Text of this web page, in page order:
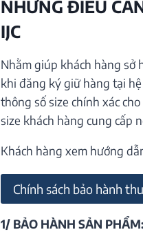
NHỮNG ĐIỀU
IJC
Nhằm giúp khách hàng sở
khi đăng ký giữ hàng tại hệ
thông số size chính xác
size khách hàng cung cấp
Khách hàng xem hướng
Chính sách bảo hành
1/ BẢO HÀNH SẢN PHẨM: